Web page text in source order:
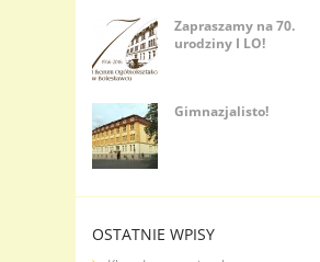
Zapraszamy na 70.
urodziny I LO!
Gimnazjalisto!
OSTATNIE WPISY